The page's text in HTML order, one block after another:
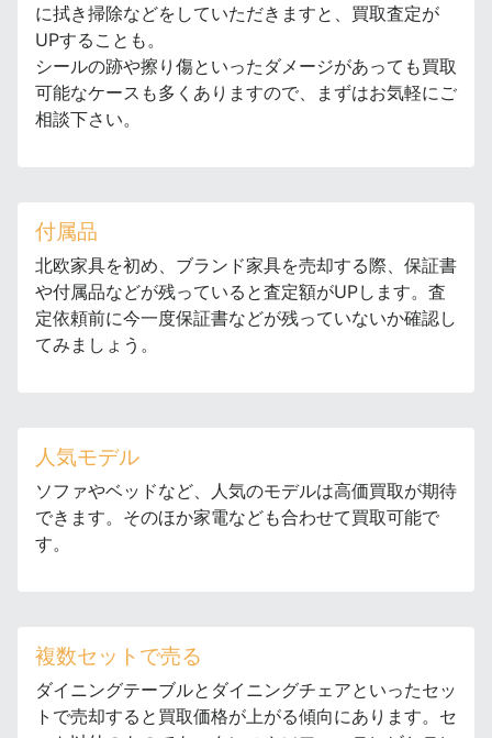
に拭き掃除などをしていただきますと、買取査定が
UPすることも。
シールの跡や擦り傷といったダメージがあっても買取
可能なケースも多くありますので、まずはお気軽にご
相談下さい。
付属品
北欧家具を初め、ブランド家具を売却する際、保証書
や付属品などが残っていると査定額がUPします。査
定依頼前に今一度保証書などが残っていないか確認し
てみましょう。
人気モデル
ソファやベッドなど、人気のモデルは高価買取が期待
できます。そのほか家電なども合わせて買取可能で
す。
複数セットで売る
ダイニングテーブルとダイニングチェアといったセッ
トで売却すると買取価格が上がる傾向にあります。セ